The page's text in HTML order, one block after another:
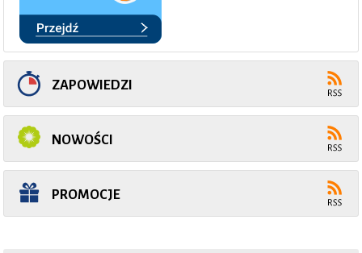
ZAPOWIEDZI
NOWOŚCI
PROMOCJE